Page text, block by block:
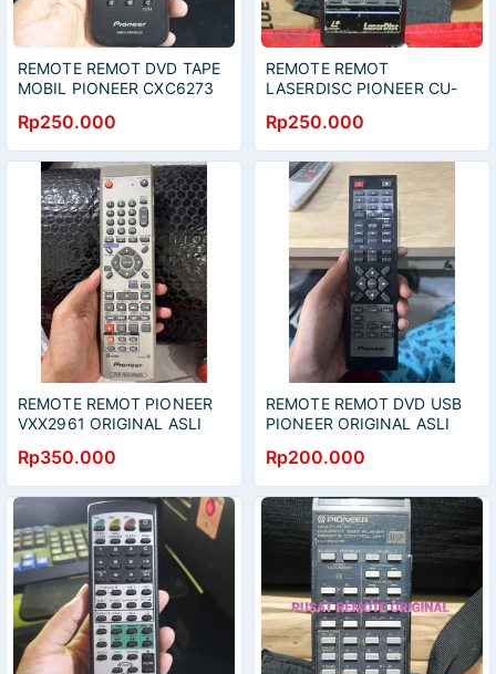
REMOTE REMOT DVD TAPE
MOBIL PIONEER CXC6273
Rp250.000
REMOTE REMOT
LASERDISC PIONEER CU-
Rp250.000
REMOTE REMOT PIONEER
VXX2961 ORIGINAL ASLI
Rp350.000
REMOTE REMOT DVD USB
PIONEER ORIGINAL ASLI
Rp200.000